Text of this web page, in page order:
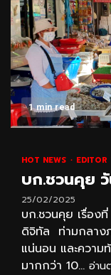
1 min read
HOT NEWS
บก.ชวนคุย
25/02/2025
บก.ชวนคุย เรื่อง
ดิจิทัล ท่ามกลางภ
แน่นอน และความ
มากกว่า 10... อ่าน